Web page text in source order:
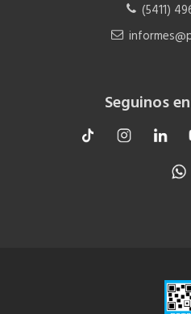
(5411)
Seguinos